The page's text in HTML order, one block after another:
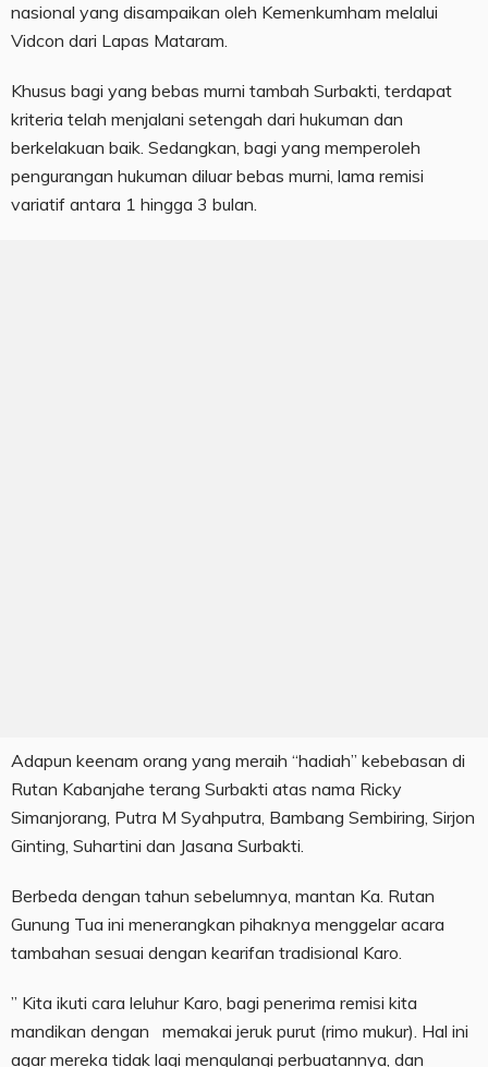
nasional yang disampaikan oleh Kemenkumham melalui
Vidcon dari Lapas Mataram.
Khusus bagi yang bebas murni tambah Surbakti, terdapat
kriteria telah menjalani setengah dari hukuman dan
berkelakuan baik. Sedangkan, bagi yang memperoleh
pengurangan hukuman diluar bebas murni, lama remisi
variatif antara 1 hingga 3 bulan.
Adapun keenam orang yang meraih “hadiah” kebebasan di
Rutan Kabanjahe terang Surbakti atas nama Ricky
Simanjorang, Putra M Syahputra, Bambang Sembiring, Sirjon
Ginting, Suhartini dan Jasana Surbakti.
Berbeda dengan tahun sebelumnya, mantan Ka. Rutan
Gunung Tua ini menerangkan pihaknya menggelar acara
tambahan sesuai dengan kearifan tradisional Karo.
” Kita ikuti cara leluhur Karo, bagi penerima remisi kita
mandikan dengan memakai jeruk purut (rimo mukur). Hal ini
agar mereka tidak lagi mengulangi perbuatannya, dan